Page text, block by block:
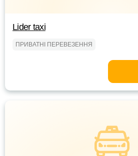
Lider taxi
ПРИВАТНІ ПЕРЕВЕЗЕННЯ